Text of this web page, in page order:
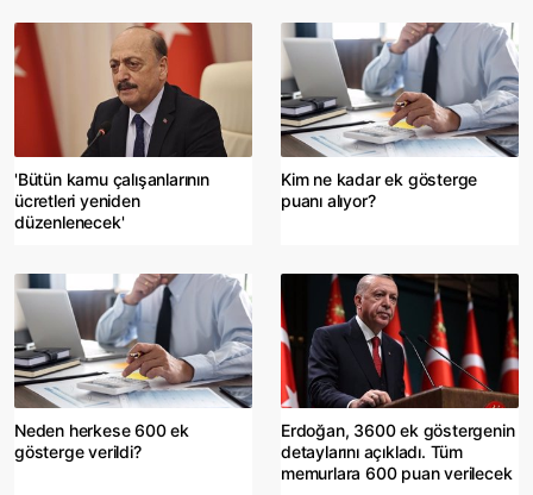
'Bütün kamu çalışanlarının
ücretleri yeniden
düzenlenecek'
Kim ne kadar ek gösterge
puanı alıyor?
Neden herkese 600 ek
gösterge verildi?
Erdoğan, 3600 ek göstergenin
detaylarını açıkladı. Tüm
memurlara 600 puan verilecek